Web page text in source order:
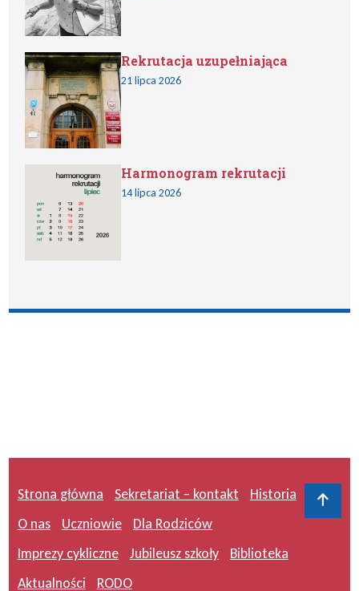
Rekrutacja uzupełniająca
21 lipca 2026
Harmonogram rekrutacji
14 lipca 2026
Strona główna Sekretariat – kontakt
Historia
O nas
Uczniowie
Dla Rodziców
Imprezy cykliczne
Jubileusz szkoły
Biblioteka
Aktualności
RODO
Do